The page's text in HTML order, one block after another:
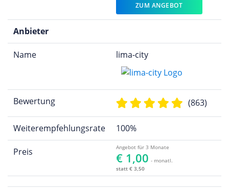
ZUM ANGEBOT
Anbieter
Name lima-city
Bewertung (863)
Weiterempfehlungsrate 100%
Preis Angebot für 3 Monate
€ 1,00 - monatl.
statt € 3,50